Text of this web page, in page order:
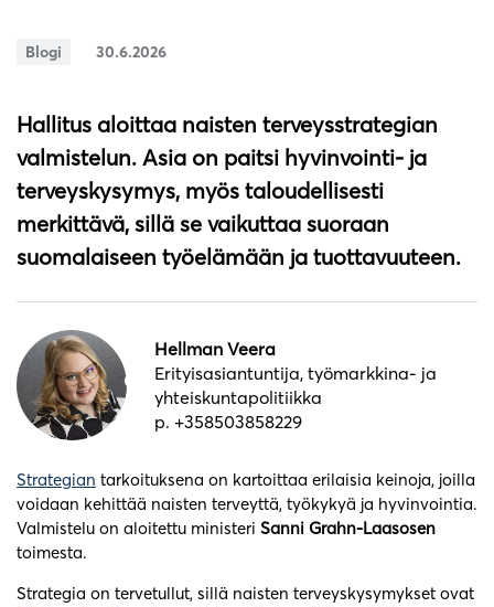
Blogi 30.6.2026
Hallitus aloittaa naisten terveysstrategian
valmistelun. Asia on paitsi hyvinvointi- ja
terveyskysymys, myös taloudellisesti
merkittävä, sillä se vaikuttaa suoraan
suomalaiseen työelämään ja tuottavuuteen.
Hellman Veera
Erityisasiantuntija, työmarkkina- ja
yhteiskuntapolitiikka
p. +358503858229
Strategian tarkoituksena on kartoittaa erilaisia keinoja, joilla
voidaan kehittää naisten terveyttä, työkykyä ja hyvinvointia.
Valmistelu on aloitettu ministeri Sanni Grahn-Laasosen
toimesta.
Strategia on tervetullut, sillä naisten terveyskysymykset ovat